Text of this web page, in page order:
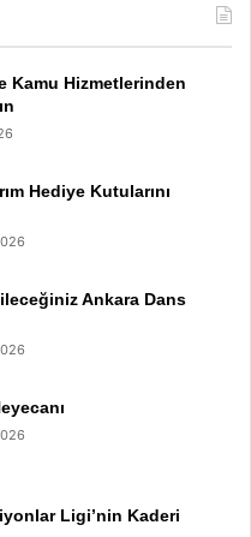
Kamu Hizmetlerinden
Hediye Kutularını
Ankara Dans
Ligi’nin Kaderi